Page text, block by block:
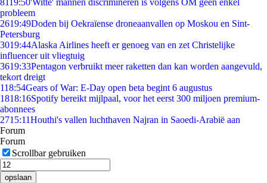
8119:50'Witte' mannen discrimineren is volgens OM geen enkel
probleem
2619:49Doden bij Oekraïense droneaanvallen op Moskou en Sint-
Petersburg
3019:44Alaska Airlines heeft er genoeg van en zet Christelijke
influencer uit vliegtuig
3619:33Pentagon verbruikt meer raketten dan kan worden aangevuld,
tekort dreigt
118:54Gears of War: E-Day open beta begint 6 augustus
1818:16Spotify bereikt mijlpaal, voor het eerst 300 miljoen premium-
abonnees
2715:11Houthi's vallen luchthaven Najran in Saoedi-Arabië aan
Forum
Forum
Scrollbar gebruiken
opslaan